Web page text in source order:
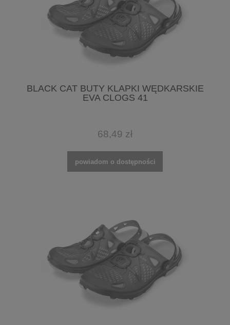
BLACK CAT BUTY KLAPKI WĘDKARSKIE
EVA CLOGS 41
68,49 zł
powiadom o dostępności